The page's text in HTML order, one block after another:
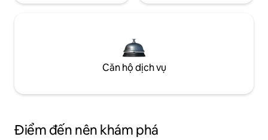
Căn hộ dịch vụ
Điểm đến nên khám phá